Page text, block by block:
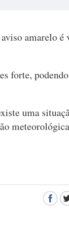
amarelo é
forte,
uma